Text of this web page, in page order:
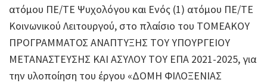
ατόμου ΠΕ/ΤΕ Ψυχολόγου και Ενός (1) ατόμου ΠΕ/ΤΕ
Κοινωνικού Λειτουργού, στο πλαίσιο του ΤΟΜΕΑΚΟΥ
ΠΡΟΓΡΑΜΜΑΤΟΣ ΑΝΑΠΤΥΞΗΣ ΤΟΥ ΥΠΟΥΡΓΕΙΟΥ
ΜΕΤΑΝΑΣΤΕΥΣΗΣ ΚΑΙ ΑΣΥΛΟΥ ΤΟΥ ΕΠΑ 2021-2025, για
την υλοποίηση του έργου «ΔΟΜΗ ΦΙΛΟΞΕΝΙΑΣ